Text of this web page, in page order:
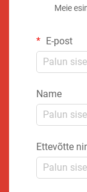
Meie
E-post
Name
Ettevõtte